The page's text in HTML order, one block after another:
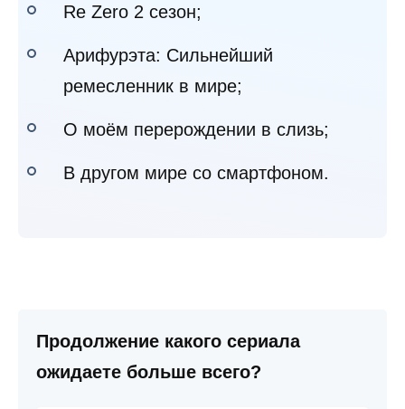
Re Zero 2 сезон;
Арифурэта: Сильнейший
ремесленник в мире;
О моём перерождении в слизь;
В другом мире со смартфоном.
Продолжение какого сериала
ожидаете больше всего?